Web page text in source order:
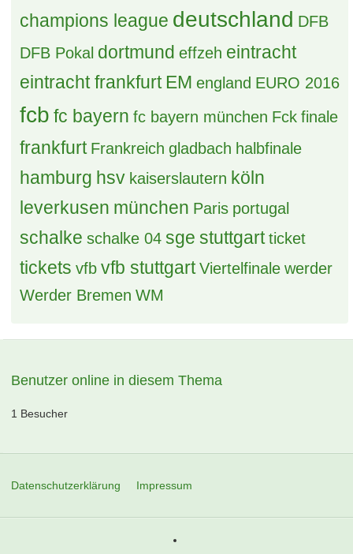
champions league deutschland DFB
DFB Pokal dortmund effzeh eintracht
eintracht frankfurt EM england EURO 2016
fcb fc bayern fc bayern münchen Fck finale
frankfurt Frankreich gladbach halbfinale
hamburg hsv kaiserslautern köln
leverkusen münchen Paris portugal
schalke schalke 04 sge stuttgart ticket
tickets vfb vfb stuttgart Viertelfinale werder
Werder Bremen WM
Benutzer online in diesem Thema
1 Besucher
Datenschutzerklärung Impressum